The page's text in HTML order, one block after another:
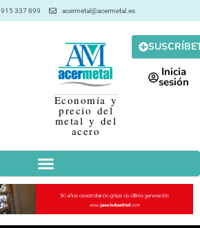
915 337 899 acermetal@acermetal.es
Economía y
precio del
metal y del
acero
Inicia
sesión